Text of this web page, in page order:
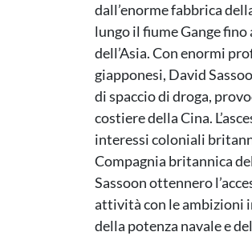
dall’enorme fabbrica
lungo il fiume Gange
dell’Asia. Con enormi
giapponesi, David
di spaccio di droga,
costiere della Cina.
interessi coloniali
Compagnia britannica
Sassoon ottennero
attività con le ambizioni
della potenza navale e